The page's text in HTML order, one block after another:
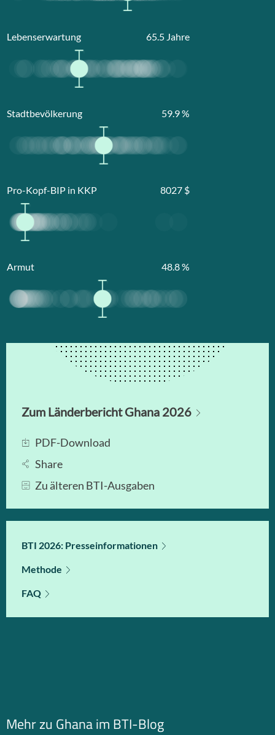
Lebenserwartung 65.5 Jahre
Stadtbevölkerung 59.9%
Pro-Kopf-BIP in KKP 8027 $
Armut 48.8%
Zum Länderbericht Ghana 2026
PDF-Download
Share
Zu älteren BTI-Ausgaben
BTI 2026: Presseinformationen
Methode
FAQ
Mehr zu Ghana im BTI-Blog